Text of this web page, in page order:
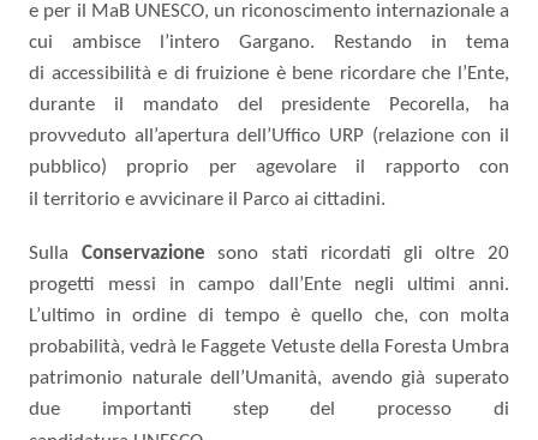
e per il MaB UNESCO, un riconoscimento internazionale a
cui ambisce l’intero Gargano.
Restando in tema
di accessibilità e di fruizione è bene ricordare che l’Ente,
durante il mandato del presidente Pecorella, ha
provveduto all’apertura dell’Uffico URP (relazione con il
pubblico)
proprio
per agevolare il rapporto con
il territorio e avvicinare il Parco ai cittadini.
Sulla Conservazione sono stati ricordati gli oltre
20
progetti messi in campo
dall’Ente negli ultimi
anni.
L’ultimo in ordine di tempo è quello che, con molta
probabilità, vedrà le Faggete Vetuste della Foresta Umbra
patrimonio naturale dell’Umanità, avendo già superato
due importanti
step
del processo di